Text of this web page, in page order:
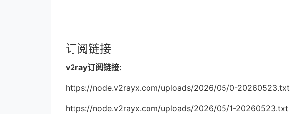
订阅链接
v2ray订阅链接:
https://node.v2rayx.com/uploads/2026/05/0-20260523.txt
https://node.v2rayx.com/uploads/2026/05/1-20260523.txt